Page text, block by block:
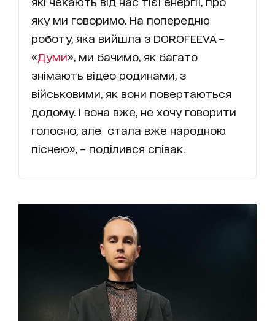
яку ми говоримо. На попередню
роботу, яка вийшла з DOROFEEVA –
«Думи», ми бачимо, як багато
знімають відео родинами, з
військовими, як вони повертаються
додому. І вона вже, не хочу говорити
голосно, але стала вже народною
піснею», – поділився співак.